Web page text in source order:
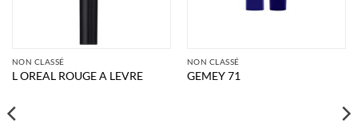
NON CLASSÉ
L OREAL ROUGE A LEVRE
NON CLASSÉ
GEMEY 71